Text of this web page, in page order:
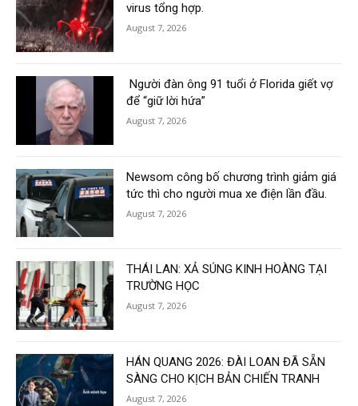
virus tổng hợp.
August 7, 2026
Người đàn ông 91 tuổi ở Florida giết vợ
để “giữ lời hứa”
August 7, 2026
Newsom công bố chương trình giảm giá
tức thì cho người mua xe điện lần đầu.
August 7, 2026
THÁI LAN: XẢ SÚNG KINH HOÀNG TẠI
TRƯỜNG HỌC
August 7, 2026
HÁN QUANG 2026: ĐÀI LOAN ĐÃ SẴN
SÀNG CHO KỊCH BẢN CHIẾN TRANH
August 7, 2026